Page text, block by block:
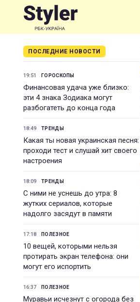
ПОСЛЕДНИЕ НОВОСТИ
19:51 ГОРОСКОПЫ
Финансовая удача уже близко:
эти 4 знака Зодиака могут
разбогатеть до конца года
18:49 ТРЕНДЫ
Какая ты новая украинская песня:
проходи тест и слушай хит своего
настроения
18:09 ТРЕНДЫ
С ними не уснешь до утра: 8
жутких сериалов, которые
надолго засядут в памяти
17:18 ПОЛЕЗНОЕ
10 вещей, которыми нельзя
протирать экран телефона: они
могут его испортить
16:37 ПОЛЕЗНОЕ
Муравьи исчезнут с огорода без